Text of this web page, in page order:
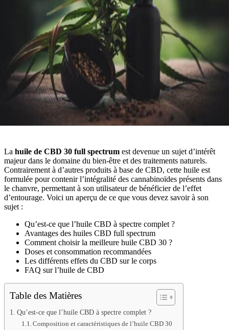
La huile de CBD 30 full spectrum est devenue un sujet d’intérêt
majeur dans le domaine du bien-être et des traitements naturels.
Contrairement à d’autres produits à base de CBD, cette huile est
formulée pour contenir l’intégralité des cannabinoïdes présents dans
le chanvre, permettant à son utilisateur de bénéficier de l’effet
d’entourage. Voici un aperçu de ce que vous devez savoir à son
sujet :
Qu’est-ce que l’huile CBD à spectre complet ?
Avantages des huiles CBD full spectrum
Comment choisir la meilleure huile CBD 30 ?
Doses et consommation recommandées
Les différents effets du CBD sur le corps
FAQ sur l’huile de CBD
Table des Matières
Qu’est-ce que l’huile CBD à spectre complet ?
Composition et caractéristiques de l’huile CBD 30